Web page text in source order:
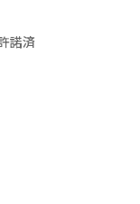
諾済